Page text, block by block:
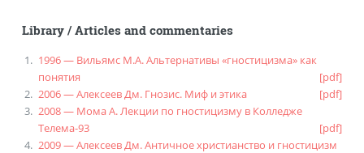
Library/Articles and commentaries
1996 — Вильямс М.А. Альтернативы «гностицизма» как
понятия
[pdf]
2006 — Алексеев Дм. Гнозис. Миф и этика
[pdf]
2008 — Мома А. Лекции по гностицизму в Колледже
Телема-93
[pdf]
2009 — Алексеев Дм. Античное христианство и гностицизм